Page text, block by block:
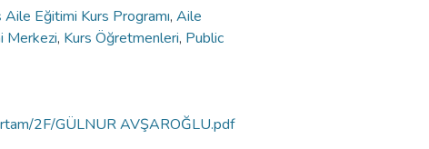
Eğitimi Kurs Programı, Aile
Merkezi, Kurs Öğretmenleri, Public
2F/GÜLNUR AVŞAROĞLU.pdf